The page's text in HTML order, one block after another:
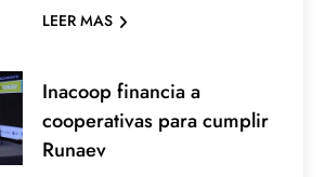
LEER MAS
Inacoop financia a
cooperativas para cumplir
Runaev